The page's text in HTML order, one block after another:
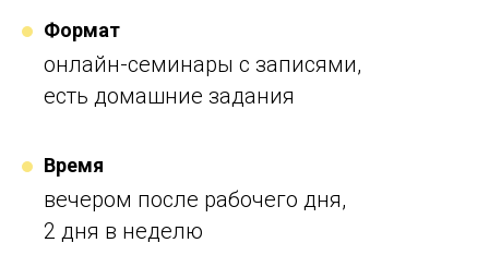
Формат
онлайн-семинары с записями,
есть домашние задания
Время
вечером после рабочего дня,
2 дня в неделю